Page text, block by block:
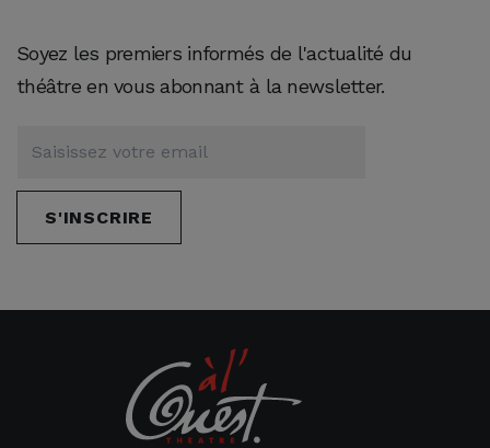
Soyez les premiers informés de l'actualité du
théâtre en vous abonnant à la newsletter.
S'INSCRIRE